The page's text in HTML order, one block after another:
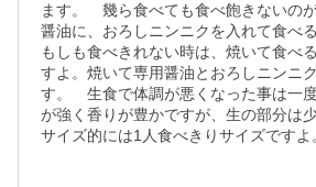
ます。　幾ら食べても食べ飽きないの
醤油に、おろしニンニクを入れて食べ
もしも食べきれない時は、焼いて食べ
すよ。焼いて専用醤油とおろしニンニ
す。　生食で体調が悪くなった事は一
が強く香りが豊かですが、生の部分は
サイズ的には1人食べきりサイズですよ